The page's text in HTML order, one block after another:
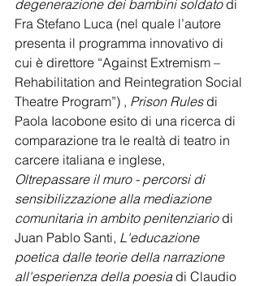
degenerazione dei bambini soldato di
Fra Stefano Luca (nel quale l’autore
presenta il programma innovativo di
cui è direttore “Against Extremism –
Rehabilitation and Reintegration Social
Theatre Program”) , Prison Rules di
Paola Iacobone esito di una ricerca di
comparazione tra le realtà di teatro in
carcere italiana e inglese,
Oltrepassare il muro - percorsi di
sensibilizzazione alla mediazione
comunitaria in ambito penitenziario di
Juan Pablo Santi, L'educazione
poetica dalle teorie della narrazione
all'esperienza della poesia di Claudio